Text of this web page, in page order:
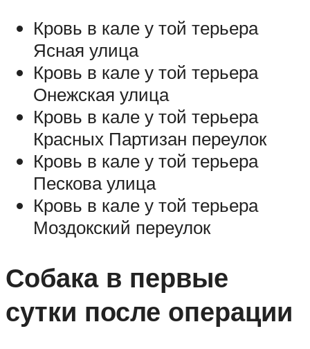
Кровь в кале у той терьера
Ясная улица
Кровь в кале у той терьера
Онежская улица
Кровь в кале у той терьера
Красных Партизан переулок
Кровь в кале у той терьера
Пескова улица
Кровь в кале у той терьера
Моздокский переулок
Собака в первые
сутки после операции